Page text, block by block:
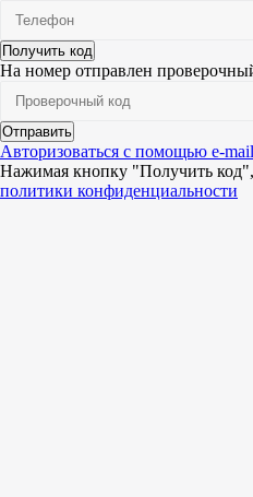
Получить код
На номер отправлен
Отправить
Авторизоваться с помощью e-mail
Нажимая кнопку "Получить
политики конфиденциальности